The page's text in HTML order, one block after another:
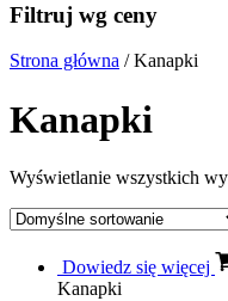
Filtruj wg ceny
Strona główna / Kanapki
Kanapki
Wyświetlanie wszystkich
Dowiedz się więcej
Kanapki